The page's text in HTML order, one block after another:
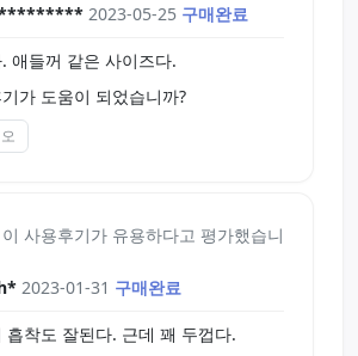
********* 2023-05-25 구매완료
애들꺼 같은 사이즈다.
가 도움이 되었습니까?
사용후기가 유용하다고 평가했습니
2023-01-31 구매완료
흡착도 잘된다. 근데 꽤 두껍다.